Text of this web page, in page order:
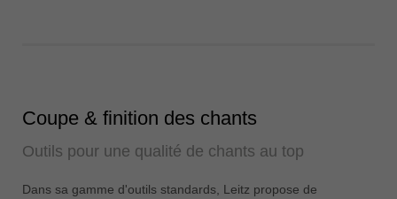
Coupe & finition des chants
Outils pour une qualité de chants au top
Dans sa gamme d'outils standards, Leitz propose de